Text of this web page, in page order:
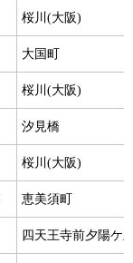
桜川(大阪)
大国町
桜川(大阪)
汐見橋
桜川(大阪)
恵美須町
四天王寺前夕陽ケ